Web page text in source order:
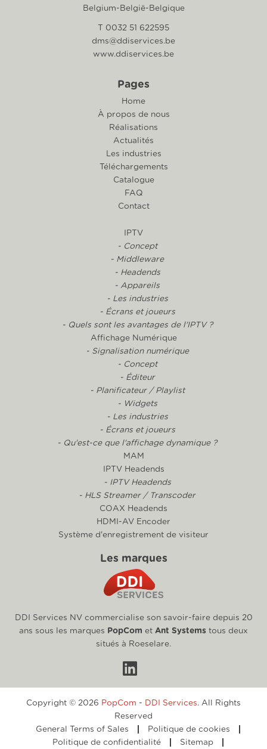
Belgium-België-Belgique
T 0032 51 622595
dms@ddiservices.be
www.ddiservices.be
Pages
Home
À propos de nous
Réalisations
Actualités
Les industries
Téléchargements
Catalogue
FAQ
Contact
IPTV
- Concept
- Middleware
- Headends
- Appareils
- Les industries
- Écrans et joueurs
- Quels sont les avantages de l'IPTV ?
Affichage Numérique
- Signalisation numérique
- Concept
- Éditeur
- Planificateur / Playlist
- Widgets
- Les industries
- Écrans et joueurs
- Qu'est-ce que l'affichage dynamique ?
MAM
IPTV Headends
- IPTV Headends
- HLS Streamer / Transcoder
COAX Headends
HDMI-AV Encoder
Système d'enregistrement de visiteur
Les marques
DDI Services NV commercialise son savoir-faire depuis 20
ans sous les marques PopCom et Ant Systems tous deux
situés à Roeselare.
Copyright © 2026 PopCom - DDI Services. All Rights
Reserved
General Terms of Sales
Politique de cookies
Politique de confidentialité
Sitemap